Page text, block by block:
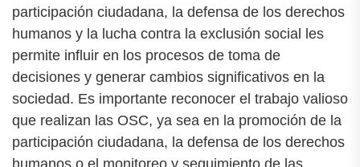
participación ciudadana, la defensa de los derechos
humanos y la lucha contra la exclusión social les
permite influir en los procesos de toma de
decisiones y generar cambios significativos en la
sociedad. Es importante reconocer el trabajo valioso
que realizan las OSC, ya sea en la promoción de la
participación ciudadana, la defensa de los derechos